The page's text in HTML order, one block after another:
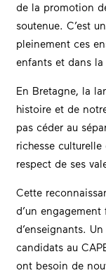
de la promotion
soutenue. C’est
pleinement ces
enfants et dans
En Bretagne, la
histoire et de
pas céder au
richesse
respect de ses
Cette
d’un
d’enseignants.
candidats au
ont besoin de